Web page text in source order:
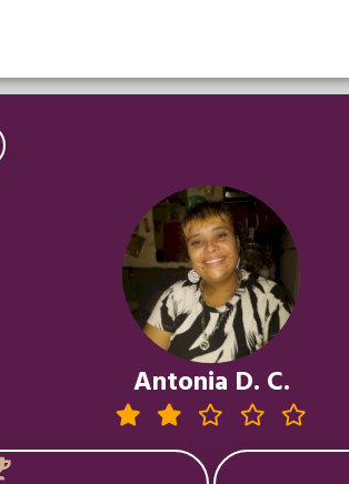
Antonia D. C.